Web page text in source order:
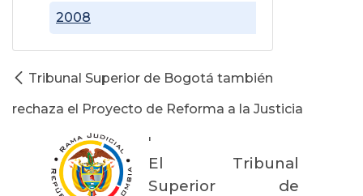
2008
Tribunal Superior de Bogotá también
rechaza el Proyecto de Reforma a la Justicia
'
El Tribunal
Superior de